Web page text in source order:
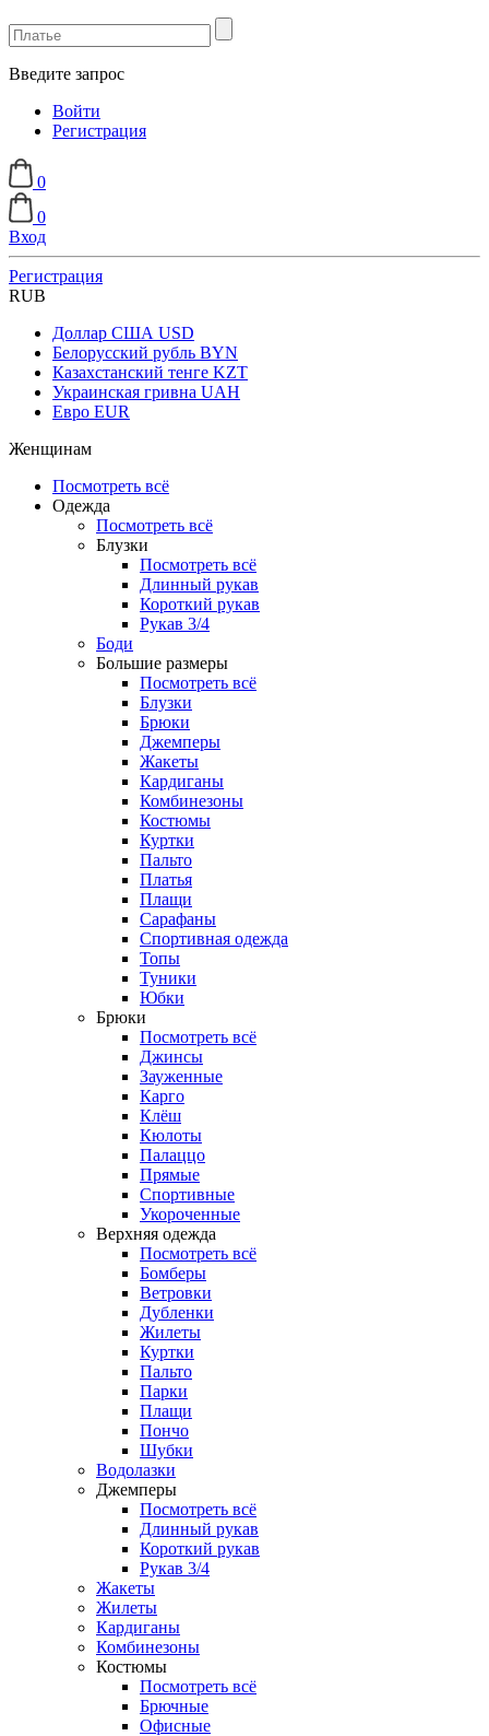
Введите запрос
Войти
Регистрация
0
0
Вход
Регистрация
RUB
Доллар США USD
Белорусский рубль BYN
Казахстанский тенге KZT
Украинская гривна UAH
Евро EUR
Женщинам
Посмотреть всё
Одежда
Посмотреть всё
Блузки
Посмотреть всё
Длинный рукав
Короткий рукав
Рукав 3/4
Боди
Большие размеры
Посмотреть всё
Блузки
Брюки
Джемперы
Жакеты
Кардиганы
Комбинезоны
Костюмы
Куртки
Пальто
Платья
Плащи
Сарафаны
Спортивная одежда
Топы
Туники
Юбки
Брюки
Посмотреть всё
Джинсы
Зауженные
Карго
Клёш
Кюлоты
Палаццо
Прямые
Спортивные
Укороченные
Верхняя одежда
Посмотреть всё
Бомберы
Ветровки
Дубленки
Жилеты
Куртки
Пальто
Парки
Плащи
Пончо
Шубки
Водолазки
Джемперы
Посмотреть всё
Длинный рукав
Короткий рукав
Рукав 3/4
Жакеты
Жилеты
Кардиганы
Комбинезоны
Костюмы
Посмотреть всё
Брючные
Офисные